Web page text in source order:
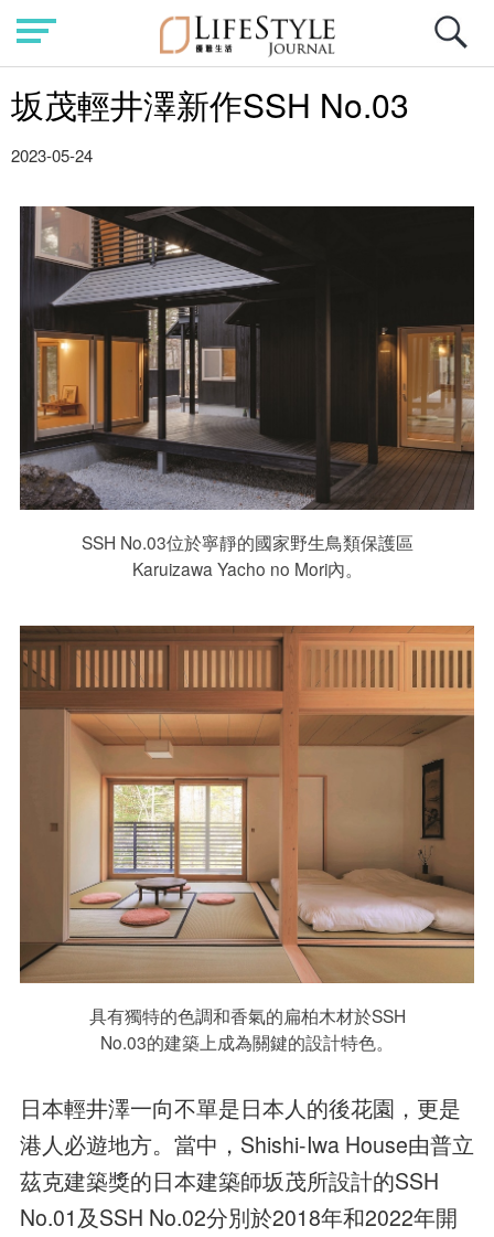
坂茂輕井澤新作SSH No.03
2023-05-24
SSH No.03位於寧靜的國家野生鳥類保護區
Karuizawa Yacho no Mori內。
具有獨特的色調和香氣的扁柏木材於SSH
No.03的建築上成為關鍵的設計特色。
日本輕井澤一向不單是日本人的後花園，更是
港人必遊地方。當中，Shishi-Iwa House由普立
茲克建築獎的日本建築師坂茂所設計的SSH
No.01及SSH No.02分別於2018年和2022年開